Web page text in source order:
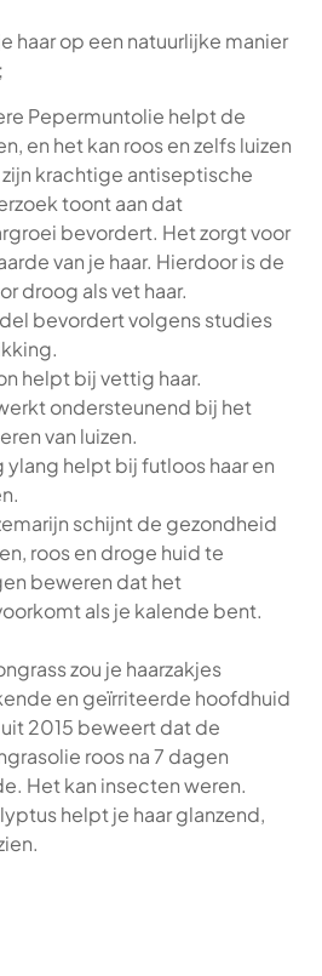
haar op een natuurlijke manier
Pepermuntolie helpt de
en het kan roos en zelfs luizen
krachtige antiseptische
toont aan dat
bevordert. Het zorgt voor
van je haar. Hierdoor is de
droog als vet haar.
bevordert volgens studies
helpt bij vettig haar.
ondersteunend bij het
van luizen.
ylang helpt bij futloos haar en
schijnt de gezondheid
roos en droge huid te
beweren dat het
als je kalende bent.
zou je haarzakjes
en geïrriteerde hoofdhuid
2015 beweert dat de
roos na 7 dagen
Het kan insecten weren.
helpt je haar glanzend,